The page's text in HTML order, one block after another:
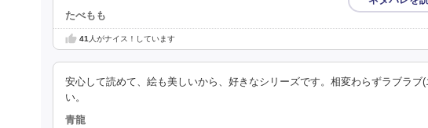
たべもも
41 人がナイス！しています
安心して読めて、絵も美しいから、好きなシリーズです。相変わらずラブラ
い。
青龍